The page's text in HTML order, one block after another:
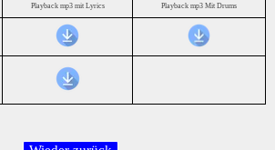
Playback mp3 mit Lyrics Playback mp3 Mit Drums